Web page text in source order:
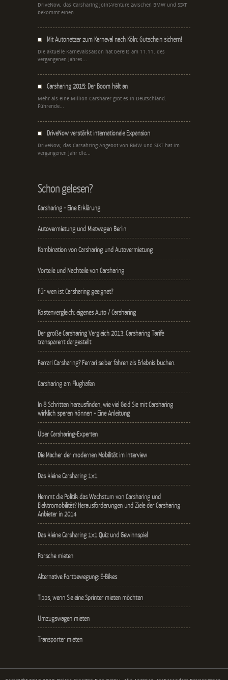
DriveNow, das Carsharing Joint-Venture zwischen BMW und SIXT
bekommt einen...
Mit Autonetzer zum Karneval nach Köln: Gutschein sichern!
Die aktuelle Karnevalssaison hat bereits am 11.11. des
vergangenen Jahres...
Carsharing 2015: Der Boom hält an
Mehr als eine Million Carsharer gibt es in Deutschland.
Führende...
DriveNow verstärkt internationale Expansion
DriveNow, das Carsahring-Angebot von BMW und SIXT hat im
vergangenen Jahr die...
Schon gelesen?
Carsharing - Eine Erklärung
Autovermietung und Mietwagen Berlin
Kombination von Carsharing und Autovermietung
Vorteile und Nachteile von Carsharing
Für wen ist Carsharing geeignet?
Kostenvergleich: eigenes Auto / Carsharing
Der große Carsharing Vergleich 2013: Carsharing Tarife
transparent dargestellt
Ferrari Carsharing? Ferrari selber fahren als Erlebnis buchen.
Carsharing am Flughafen
In 8 Schritten herausfinden, wie viel Geld Sie mit Carsharing
wirklich sparen können - Eine Anleitung
Über Carsharing-Experten
Die Macher der modernen Mobilität im Interview
Das kleine Carsharing 1x1
Hemmt die Politik das Wachstum von Carsharing und
Elektromobilität? Herausforderungen und Ziele der Carsharing
Anbieter in 2014
Das kleine Carsharing 1x1 Quiz und Gewinnspiel
Porsche mieten
Alternative Fortbewegung: E-Bikes
Tipps, wenn Sie eine Sprinter mieten möchten
Umzugswagen mieten
Transporter mieten